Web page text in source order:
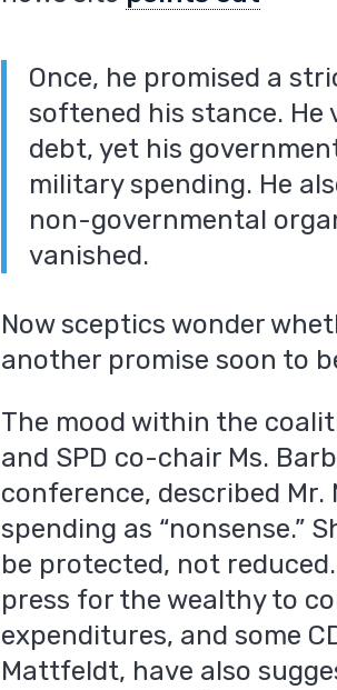
Once, he promised a
softened his stance. He
debt, yet his
military spending. He
non-governmental
vanished.
Now sceptics wonder
another promise soon to
The mood within the
and SPD co-chair Ms.
conference, described Mr.
spending as “nonsense.”
be protected, not
press for the wealthy to
expenditures, and some
Mattfeldt, have also